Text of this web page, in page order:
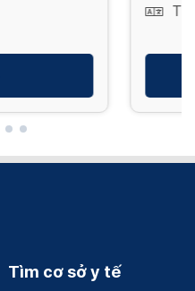
Tìm cơ sở y tế